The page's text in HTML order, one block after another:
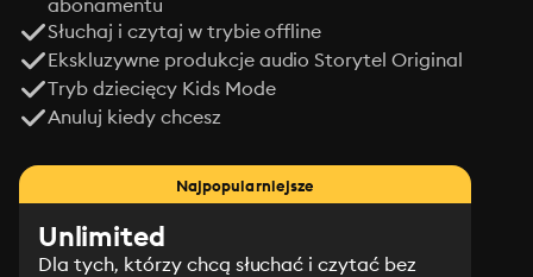
abonamentu
Słuchaj i czytaj w trybie offline
Ekskluzywne produkcje audio Storytel Original
Tryb dziecięcy Kids Mode
Anuluj kiedy chcesz
Najpopularniejsze
Unlimited
Dla tych, którzy chcą słuchać i czytać bez